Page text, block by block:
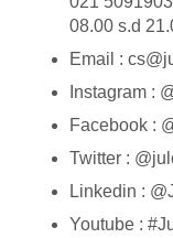
08.00 s.d
Email :
Instagram :
Facebook :
Twitter :
Linkedin :
Youtube :